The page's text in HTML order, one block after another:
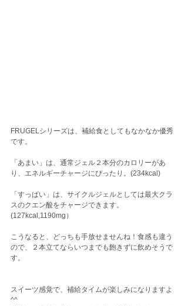
FRUGELシリーズは、補給食としてもなかなか優秀
です。
「あまい」は、通常ジェル２本分のカロリーがあ
り、エネルギーチャージにぴったり。(234kcal)
「すっぱい」は、サイクルジェルとしては最大クラ
スのクエン酸をチャージできます。
(127kcal,1190mg）
こうなると、どっちも手放せませんね！食感も違う
ので、２本立てならいつまでも飽きずに飲めそうで
す。
スイーツ感覚で、補給タイムが楽しみになりますよ
^^